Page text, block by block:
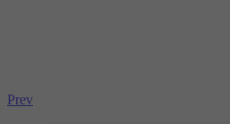
Prev